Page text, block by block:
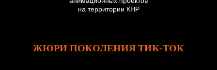
на территории КНР
ЖЮРИ ПОКОЛЕНИЯ ТИК-ТОК